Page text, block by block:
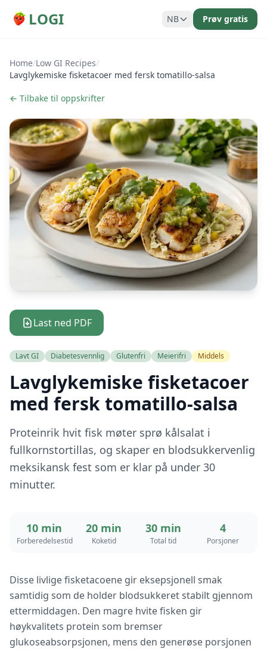
LOGI NB Prøv gratis
Home/Low GI Recipes/
Lavglykemiske fisketacoer med fersk tomatillo-salsa
← Tilbake til oppskrifter
Last ned PDF
Lavt GI Diabetesvennlig Glutenfri Meierifri Middels
Lavglykemiske fisketacoer
med fersk tomatillo-salsa
Proteinrik hvit fisk møter sprø kålsalat i
fullkornstortillas, og skaper en blodsukkervenlig
meksikansk fest som er klar på under 30
minutter.
10 min
Forberedelsestid
20 min
Koketid
30 min
Total tid
4
Porsjoner
Disse livlige fisketacoene gir eksepsjonell smak
samtidig som de holder blodsukkeret stabilt gjennom
ettermiddagen. Den magre hvite fisken gir
høykvalitets protein som bremser
glukoseabsorpsjonen, mens den generøse porsjonen